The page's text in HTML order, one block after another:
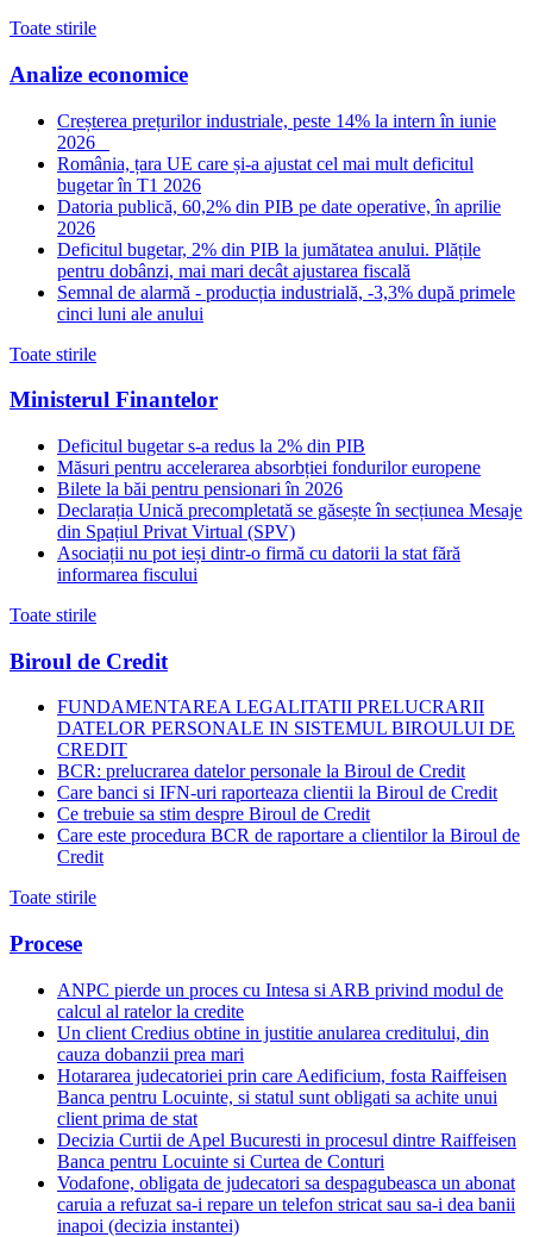
Toate stirile
Analize economice
Creșterea prețurilor industriale, peste 14% la intern în iunie
2026
România, țara UE care și-a ajustat cel mai mult deficitul
bugetar în T1 2026
Datoria publică, 60,2% din PIB pe date operative, în aprilie
2026
Deficitul bugetar, 2% din PIB la jumătatea anului. Plățile
pentru dobânzi, mai mari decât ajustarea fiscală
Semnal de alarmă - producția industrială, -3,3% după primele
cinci luni ale anului
Toate stirile
Ministerul Finantelor
Deficitul bugetar s-a redus la 2% din PIB
Măsuri pentru accelerarea absorbției fondurilor europene
Bilete la băi pentru pensionari în 2026
Declarația Unică precompletată se găsește în secțiunea Mesaje
din Spațiul Privat Virtual (SPV)
Asociații nu pot ieși dintr-o firmă cu datorii la stat fără
informarea fiscului
Toate stirile
Biroul de Credit
FUNDAMENTAREA LEGALITATII PRELUCRARII
DATELOR PERSONALE IN SISTEMUL BIROULUI DE
CREDIT
BCR: prelucrarea datelor personale la Biroul de Credit
Care banci si IFN-uri raporteaza clientii la Biroul de Credit
Ce trebuie sa stim despre Biroul de Credit
Care este procedura BCR de raportare a clientilor la Biroul de
Credit
Toate stirile
Procese
ANPC pierde un proces cu Intesa si ARB privind modul de
calcul al ratelor la credite
Un client Credius obtine in justitie anularea creditului, din
cauza dobanzii prea mari
Hotararea judecatoriei prin care Aedificium, fosta Raiffeisen
Banca pentru Locuinte, si statul sunt obligati sa achite unui
client prima de stat
Decizia Curtii de Apel Bucuresti in procesul dintre Raiffeisen
Banca pentru Locuinte si Curtea de Conturi
Vodafone, obligata de judecatori sa despagubeasca un abonat
caruia a refuzat sa-i repare un telefon stricat sau sa-i dea banii
inapoi (decizia instantei)